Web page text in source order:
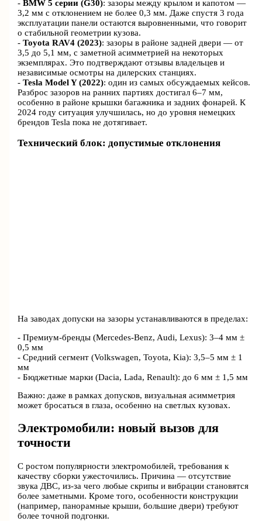
-BMW 5 серии (G30): зазоры между крылом и капотом —
3,2 мм с отклонением не более 0,3 мм. Даже спустя 3 года
эксплуатации панели остаются выровненными, что говорит
о стабильной геометрии кузова.
-Toyota RAV4 (2023): зазоры в районе задней двери — от
3,5 до 5,1 мм, с заметной асимметрией на некоторых
экземплярах. Это подтверждают отзывы владельцев и
независимые осмотры на дилерских станциях.
-Tesla Model Y (2022): один из самых обсуждаемых кейсов.
Разброс зазоров на ранних партиях достигал 6–7 мм,
особенно в районе крышки багажника и задних фонарей. К
2024 году ситуация улучшилась, но до уровня немецких
брендов Tesla пока не дотягивает.
Технический блок: допустимые отклонения
На заводах допуски на зазоры устанавливаются в пределах:
- Премиум-бренды (Mercedes-Benz, Audi, Lexus): 3–4 мм ±
0,5 мм
- Средний сегмент (Volkswagen, Toyota, Kia): 3,5–5 мм ± 1
мм
- Бюджетные марки (Dacia, Lada, Renault): до 6 мм ± 1,5 мм
Важно: даже в рамках допусков, визуальная асимметрия
может бросаться в глаза, особенно на светлых кузовах.
Электромобили: новый вызов для
точности
С ростом популярности электромобилей, требования к
качеству сборки ужесточились. Причина — отсутствие
звука ДВС, из-за чего любые скрипы и вибрации становятся
более заметными. Кроме того, особенности конструкции
(например, панорамные крыши, большие двери) требуют
более точной подгонки.